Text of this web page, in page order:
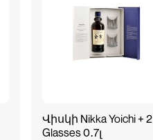
Վիսկի Nikka Yoichi + 2
Glasses 0․7լ